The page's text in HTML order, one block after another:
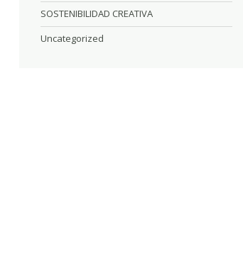
SOSTENIBILIDAD CREATIVA
Uncategorized